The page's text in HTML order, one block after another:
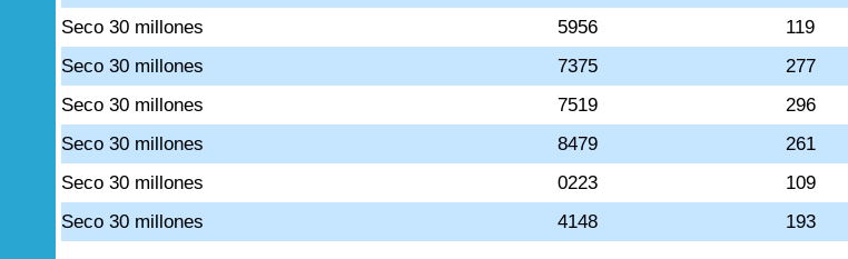
Seco 30 millones
5956
119
Seco 30 millones
7375
277
Seco 30 millones
7519
296
Seco 30 millones
8479
261
Seco 30 millones
0223
109
Seco 30 millones
4148 193